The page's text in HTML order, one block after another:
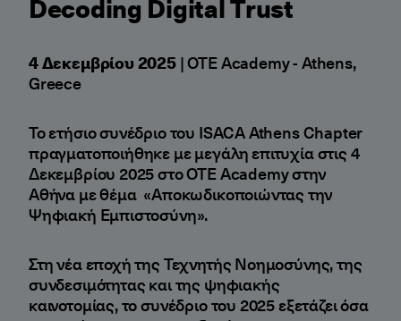
4 Δεκεμβρίου 2025| OTE Academy - Athens,
Greece
Το ετήσιο συνέδριο του ISACA Athens Chapter
πραγματοποιήθηκε με μεγάλη επιτυχία στις 4
Δεκεμβρίου 2025 στο OTE Academy στην
Αθήνα με θέμα «Αποκωδικοποιώντας την
Ψηφιακή Εμπιστοσύνη».
Στη νέα εποχή της Τεχνητής Νοημοσύνης, της
συνδεσιμότητας και της ψηφιακής
καινοτομίας, το συνέδριο του 2025 εξετάζει όσα